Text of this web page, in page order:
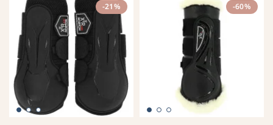
-21% -60%